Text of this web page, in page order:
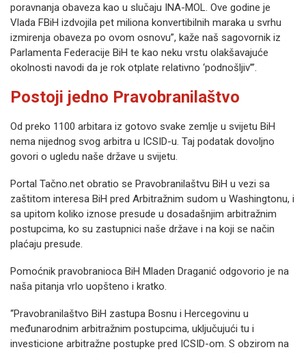
poravnanja obaveza kao u slučaju INA-MOL. Ove godine je
Vlada FBiH izdvojila pet miliona konvertibilnih maraka u svrhu
izmirenja obaveza po ovom osnovu”, kaže naš sagovornik iz
Parlamenta Federacije BiH te kao neku vrstu olakšavajuće
okolnosti navodi da je rok otplate relativno ‘podnošljiv’”.
Postoji jedno Pravobranilaštvo
Od preko 1100 arbitara iz gotovo svake zemlje u svijetu BiH
nema nijednog svog arbitra u ICSID-u. Taj podatak dovoljno
govori o ugledu naše države u svijetu.
Portal Tačno.net obratio se Pravobranilaštvu BiH u vezi sa
zaštitom interesa BiH pred Arbitražnim sudom u Washingtonu, i
sa upitom koliko iznose presude u dosadašnjim arbitražnim
postupcima, ko su zastupnici naše države i na koji se način
plaćaju presude.
Pomoćnik pravobranioca BiH Mladen Draganić odgovorio je na
naša pitanja vrlo uopšteno i kratko.
“Pravobranilaštvo BiH zastupa Bosnu i Hercegovinu u
međunarodnim arbitražnim postupcima, uključujući tu i
investicione arbitražne postupke pred ICSID-om. S obzirom na